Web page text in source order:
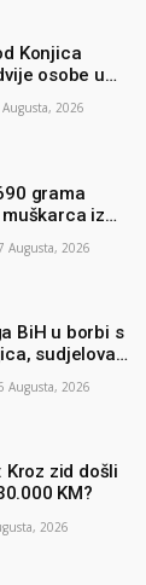
Konjica
osobe u
2026
grama
iz
Augusta, 2026
BiH u borbi s
sudjelovao
Augusta, 2026
Kroz zid došli
KM?
2026